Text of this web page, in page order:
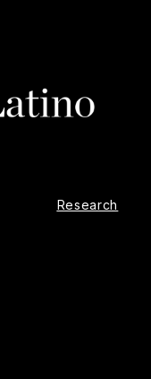
Research